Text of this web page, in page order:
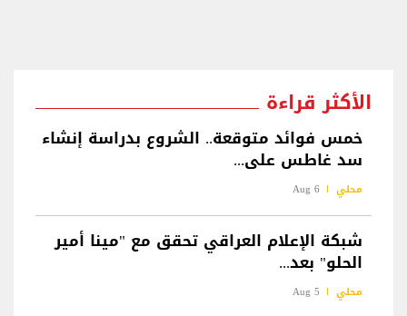
الأكثر قراءة
خمس فوائد متوقعة.. الشروع بدراسة إنشاء
سد غاطس على...
محلي 6 Aug
شبكة الإعلام العراقي تحقق مع "مينا أمير
الحلو" بعد...
محلي 5 Aug